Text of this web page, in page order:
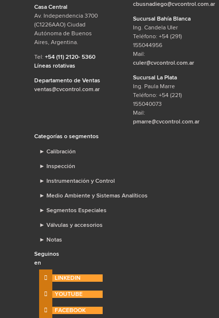
Casa Central
Av. Independencia 3700
(C1226AAO) Ciudad
Autónoma de Buenos
Aires, Argentina.
Tel: +54 (11) 2120- 5360
Líneas rotativas
Departamento de Ventas
ventas@cvcontrol.com.ar
cbusnadiego@cvcontrol.com.ar
Sucursal Bahía Blanca
Ing. Candela Uler
Teléfono: +54 (291)
155044956
Mail:
culer@cvcontrol.com.ar
Sucursal La Plata
Ing. Paula Marre
Teléfono: +54 (221)
155040073
Mail:
pmarre@cvcontrol.com.ar
Categorías o segmentos
► Calibración
► Inspección
► Instrumentación y Control
► Medio Ambiente y Sistemas Analíticos
► Segmentos Especiales
► Válvulas y accesorios
► Notas
Seguinos
en
LINKEDIN
YOUTUBE
FACEBOOK